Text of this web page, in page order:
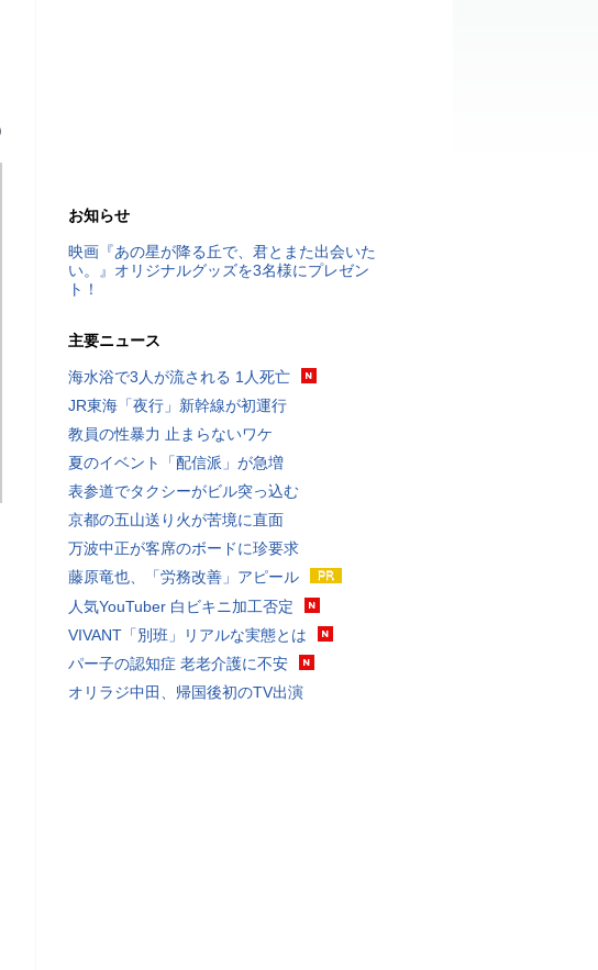
お知らせ
映画『あの星が降る丘で、君とまた出会いた
い。』オリジナルグッズを3名様にプレゼン
ト！
主要ニュース
海水浴で3人が流される 1人死亡
JR東海「夜行」新幹線が初運行
教員の性暴力 止まらないワケ
夏のイベント「配信派」が急増
表参道でタクシーがビル突っ込む
京都の五山送り火が苦境に直面
万波中正が客席のボードに珍要求
藤原竜也、「労務改善」アピール
人気YouTuber 白ビキニ加工否定
VIVANT「別班」リアルな実態とは
パー子の認知症 老老介護に不安
オリラジ中田、帰国後初のTV出演